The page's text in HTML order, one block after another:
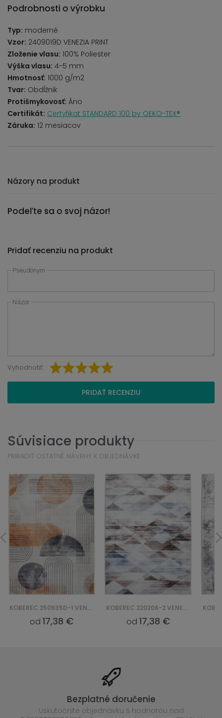
Podrobnosti o výrobku
Typ: moderné
Vzor: 2409019D VENEZIA PRINT
Zloženie vlasu: 100% Poliester
Výška vlasu: 4-5 mm
Hmotnosť: 1000 g/m2
Tvar: Obdĺžnik
Protišmykovosť: Áno
Certifikát: Certyfikat STANDARD 100 by OEKO-TEX®
Záruka: 12 mesiacov
Názory na produkt
Podeľte sa o svoj názor!
Pridať recenziu na produkt
Pseudónym
Názor
Vyhodnotiť:
PRIDAŤ RECENZIU
Súvisiace produkty
PRIRADIŤ OSTATNÉ NÁVRHY K OBJEDNÁVKE
KOBEREC 250935D-1 VENEZIA PRINT
od17,38 €
KOBEREC 220206-2 VENEZIA PRINT
od17,38 €
Bezplatné doručenie
Uskutočnite objednávku s hodnotou nad